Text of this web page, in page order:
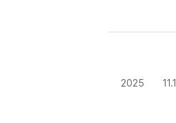
2025